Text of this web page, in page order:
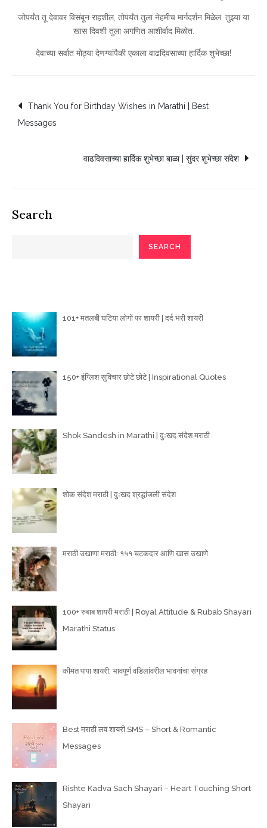
जोपर्यंत तू देवावर विसंबून राहशील, तोपर्यंत तुला नेहमीच मार्गदर्शन मिळेल. तुझ्या या
खास दिवशी तुला अगणित आशीर्वाद मिळोत.
देवाच्या सर्वात मोठ्या देणग्यांपैकी एकाला वाढदिवसाच्या हार्दिक शुभेच्छा!
Post
navigation
Thank You for Birthday Wishes in Marathi | Best
Messages
वाढदिवसाच्या हार्दिक शुभेच्छा बाळा | सुंदर शुभेच्छा संदेश
Search
SEARCH
101+ मतलबी घटिया लोगों पर शायरी | दर्द भरी शायरी
150+ इंग्लिश सुविचार छोटे छोटे | Inspirational Quotes
Shok Sandesh in Marathi | दुःखद संदेश मराठी
शोक संदेश मराठी | दुःखद श्रद्धांजली संदेश
मराठी उखाणा मराठी: १५१ चटकदार आणि खास उखाणे
100+ रुबाब शायरी मराठी | Royal Attitude & Rubab Shayari
Marathi Status
कीमत पापा शायरी: भावपूर्ण वडिलांवरील भावनांचा संग्रह
Best मराठी लव शायरी SMS – Short & Romantic
Messages
Rishte Kadva Sach Shayari – Heart Touching Short
Shayari